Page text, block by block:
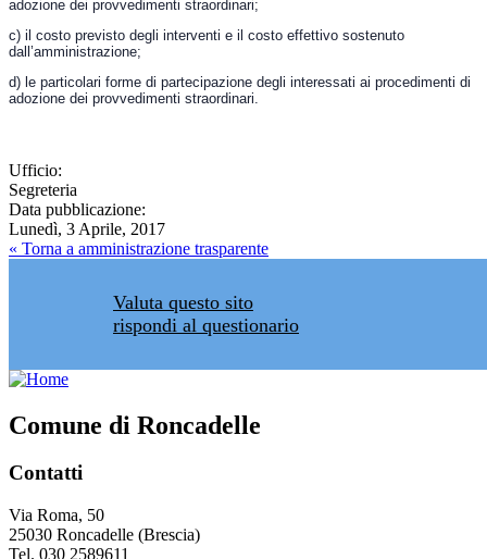
adozione dei provvedimenti straordinari;
c) il costo previsto degli interventi e il costo effettivo sostenuto
dall’amministrazione;
d) le particolari forme di partecipazione degli interessati ai procedimenti di
adozione dei provvedimenti straordinari.
Ufficio:
Segreteria
Data pubblicazione:
Lunedì, 3 Aprile, 2017
« Torna a amministrazione trasparente
Valuta questo sito
rispondi al questionario
Comune di Roncadelle
Contatti
Via Roma, 50
25030 Roncadelle (Brescia)
Tel. 030 2589611